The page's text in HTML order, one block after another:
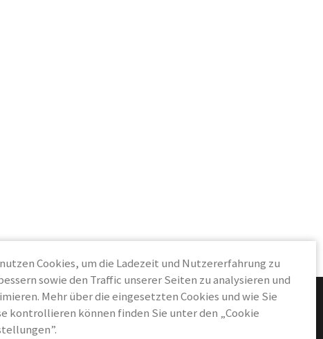
NÜTZLICHES
Cookies, um die Ladezeit und Nutzererfahrung zu
sowie den Traffic unserer Seiten zu analysieren und
Mehr über die eingesetzten Cookies und wie Sie
kontrollieren können finden Sie unter den „Cookie